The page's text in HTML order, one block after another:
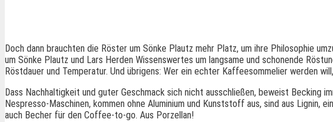
Doch dann brauchten die Röster um Sönke Plautz mehr Platz, um ihre Philosophie
um Sönke Plautz und Lars Herden Wissenswertes um langsame und schonende
Röstdauer und Temperatur. Und übrigens: Wer ein echter Kaffeesommelier werden
Dass Nachhaltigkeit und guter Geschmack sich nicht ausschließen, beweist Becking
Nespresso-Maschinen, kommen ohne Aluminium und Kunststoff aus, sind aus
auch Becher für den Coffee-to-go. Aus Porzellan!